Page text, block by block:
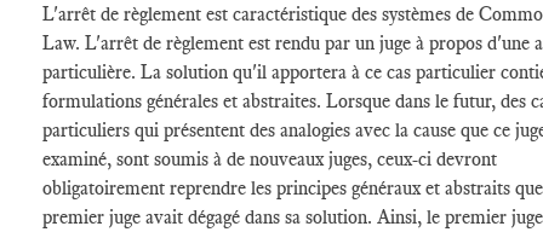
L'arrêt de règlement est caractéristique des systèmes de
Law. L'arrêt de règlement est rendu par un juge à propos d'une
particulière. La solution qu'il apportera à ce cas particulier
formulations générales et abstraites. Lorsque dans le futur, des
particuliers qui présentent des analogies avec la cause que ce
examiné, sont soumis à de nouveaux juges, ceux-ci devront
obligatoirement reprendre les principes généraux et abstraits
premier juge avait dégagé dans sa solution. Ainsi, le premier